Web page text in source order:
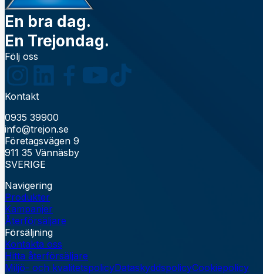
En bra dag.
En Trejondag.
Följ oss
Kontakt
0935 39900
info@trejon.se
Företagsvägen 9
911 35 Vännäsby
SVERIGE
Navigering
Produkter
Kampanjer
Återförsäljare
Försäljning
Kontakta oss
Hitta återförsäljare
Miljö- och kvalitetspolicyDataskyddspolicyCookiepolicy